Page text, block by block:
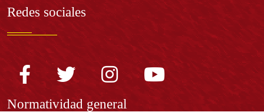
Redes sociales
Normatividad general